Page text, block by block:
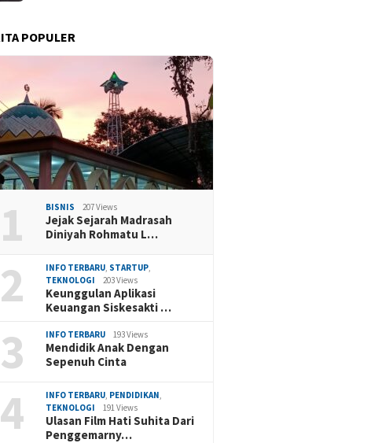
POPULER
1 BISNIS 207 Views
Jejak Sejarah Madrasah
Diniyah Rohmatu L…
2 INFO TERBARU, STARTUP,
TEKNOLOGI
203 Views
Keunggulan Aplikasi
Keuangan Siskesakti …
3 INFO TERBARU 193 Views
Mendidik Anak Dengan
Sepenuh Cinta
4 INFO TERBARU, PENDIDIKAN,
TEKNOLOGI
191 Views
Ulasan Film Hati Suhita Dari
Penggemarny…